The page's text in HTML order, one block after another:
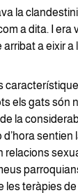
la
a dita. I
a eixir
els gats són
la
relacions
teràpies